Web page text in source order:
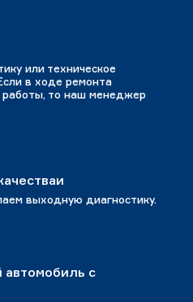
или техническое
в ходе ремонта
работы, то наш менеджер
выходную диагностику.
с